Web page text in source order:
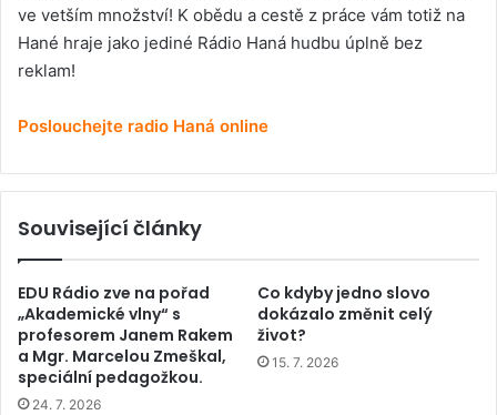
ve vetším množství! K obědu a cestě z práce vám totiž na
Hané hraje jako jediné Rádio Haná hudbu úplně bez
reklam!
Poslouchejte radio Haná online
Související články
EDU Rádio zve na pořad
„Akademické vlny“ s
profesorem Janem Rakem
a Mgr. Marcelou Zmeškal,
speciální pedagožkou.
24. 7. 2026
Co kdyby jedno slovo
dokázalo změnit celý
život?
15. 7. 2026